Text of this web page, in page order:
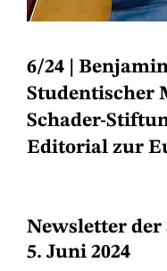
6/24 |
Studentischer
Schader-
Editorial zur
Newsletter der
5. Juni 2024